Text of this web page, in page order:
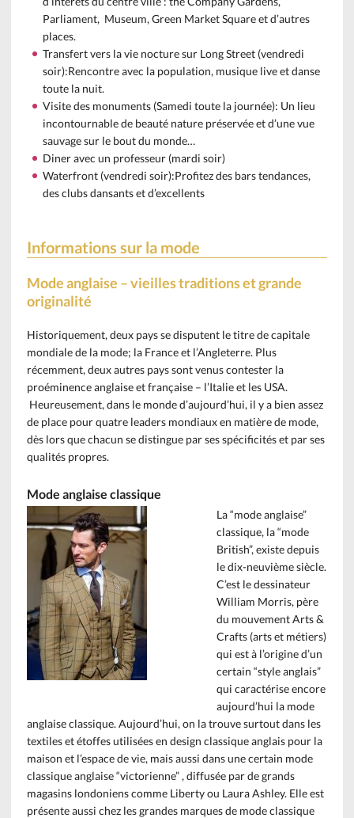
Parliament, Museum, Green Market Square et d’autres
places.
Transfert vers la vie nocture sur Long Street (vendredi
soir):Rencontre avec la population, musique live et danse
toute la nuit.
Visite des monuments (Samedi toute la journée): Un lieu
incontournable de beauté nature préservée et d’une vue
sauvage sur le bout du monde…
Diner avec un professeur (mardi soir)
Waterfront (vendredi soir):Profitez des bars tendances,
des clubs dansants et d’excellents
Informations sur la mode
Mode anglaise – vieilles traditions et grande
originalité
Historiquement, deux pays se disputent le titre de capitale
mondiale de la mode; la France et l’Angleterre. Plus
récemment, deux autres pays sont venus contester la
proéminence anglaise et française – l’Italie et les USA.
Heureusement, dans le monde d’aujourd’hui, il y a bien assez
de place pour quatre leaders mondiaux en matière de mode,
dès lors que chacun se distingue par ses spécificités et par ses
qualités propres.
Mode anglaise classique
La “mode anglaise”
classique, la “mode
British”, existe depuis
le dix-neuvième siècle.
C’est le dessinateur
William Morris, père
du mouvement Arts &
Crafts (arts et métiers)
qui est à l’origine d’un
certain “style anglais”
qui caractérise encore
aujourd’hui la mode
anglaise classique. Aujourd’hui, on la trouve surtout dans les
textiles et étoffes utilisées en design classique anglais pour la
maison et l’espace de vie, mais aussi dans une certain mode
classique anglaise “victorienne” , diffusée par de grands
magasins londoniens comme Liberty ou Laura Ashley. Elle est
présente aussi chez les grandes marques de mode classique